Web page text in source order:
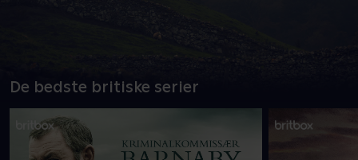
De bedste britiske serier